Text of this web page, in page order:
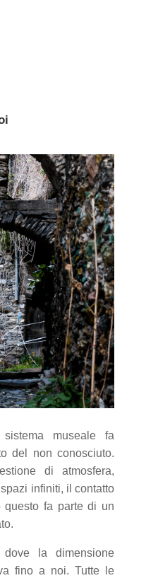
museale fa
del non conosciuto.
di atmosfera,
infiniti, il contatto
questo fa parte di un
la dimensione
fino a noi. Tutte le